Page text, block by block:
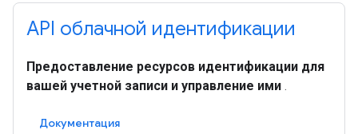
API облачной идентификации
Предоставление ресурсов идентификации для
вашей учетной записи и управление ими .
Документация